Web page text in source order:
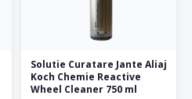
Solutie Curatare Jante Aliaj
Koch Chemie Reactive
Wheel Cleaner 750 ml